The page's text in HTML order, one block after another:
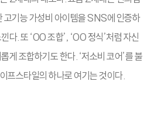
고기능 가성비 아이템을 SNS에 인증하
다. 또 ‘OO 조합’, ‘OO 정식’처럼 자신
게 조합하기도 한다. ‘저소비 코어’를 불
프스타일의 하나로 여기는 것이다.